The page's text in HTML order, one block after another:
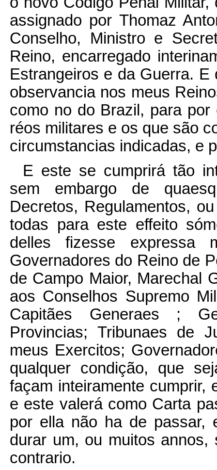
assignado por Thomaz
Conselho, Ministro e
Reino, encarregado
Estrangeiros e da Guerra.
observancia nos meus
como no do Brazil, para
réos militares e os que são
circumstancias indicadas, e
E este se cumprirá tão
sem embargo de
Decretos, Regulamentos,
todas para este effeito
delles fizesse expressa
Governadores do Reino de
de Campo Maior, Marechal
aos Conselhos Supremo
Capitães Generaes ;
Provincias; Tribunaes de
meus Exercitos;
qualquer condição, que
façam inteiramente cumprir,
e este valerá como Carta
por ella não ha de passar,
durar um, ou muitos annos,
contrario.